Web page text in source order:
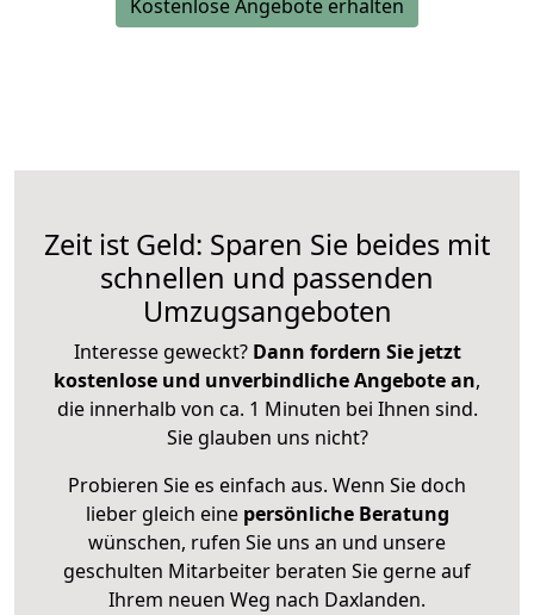
Kostenlose Angebote erhalten
Zeit ist Geld: Sparen Sie beides mit
schnellen und passenden
Umzugsangeboten
Interesse geweckt? Dann fordern Sie jetzt
kostenlose und unverbindliche Angebote an,
die innerhalb von ca. 1 Minuten bei Ihnen sind.
Sie glauben uns nicht?
Probieren Sie es einfach aus. Wenn Sie doch
lieber gleich eine persönliche Beratung
wünschen, rufen Sie uns an und unsere
geschulten Mitarbeiter beraten Sie gerne auf
Ihrem neuen Weg nach Daxlanden.